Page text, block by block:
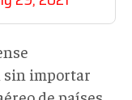
sin importar